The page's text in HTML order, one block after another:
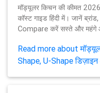
मॉड्यूलर किचन की कीमत
कॉस्ट गाइड हिंदी में। जानें
Compare करें सस्ते और महंगे
Read more about
Shape, U-Shape